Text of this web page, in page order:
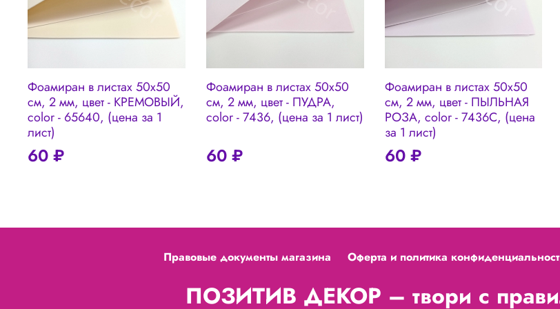
Фоамиран в листах 50х50
см, 2 мм, цвет - КРЕМОВЫЙ,
color - 65640, (цена за 1
лист)
60 ₽
Фоамиран в листах 50х50
см, 2 мм, цвет - ПУДРА,
color - 7436, (цена за 1 лист)
60 ₽
Фоамиран в листах 50х50
см, 2 мм, цвет - ПЫЛЬНАЯ
РОЗА, color - 7436C, (цена
за 1 лист)
60 ₽
Правовые документы магазина Оферта и политика
ПОЗИТИВ ДЕКОР – твори с